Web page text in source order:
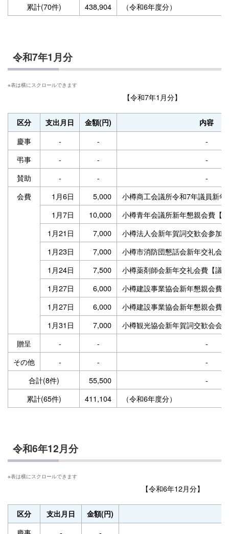
累計(70件)
438,904 （令和6年度分）
令和7年1月分
【令和7年1月分】
区分 支出月日 金額(円) 内容
慶事 - -
-
弔事
- -
-
賛助
- -
-
会費
1月6日 5,000
小樽商工会議所令和7年議員新
1月7日
10,000
小樽青年会議所新年懇親会費【
1月21日
7,000
小樽法人会新年賀詞交歓会参加
1月23日
7,000
小樽市消防団懇話会新年交礼会
1月24日
7,500
小樽薬剤師会新年交礼会費【議
1月27日
6,000
小樽建設事業協会新年懇親会費
1月27日
6,000
小樽建設事業協会新年懇親会費
1月31日
7,000
小樽観光協会新年賀詞交歓会会
贈呈
- -
-
その他
- -
-
合計(8件)
55,500
-
累計(65件)
411,104 （令和6年度分）
令和6年12月分
【令和6年12月分】
区分 支出月日 金額(円)